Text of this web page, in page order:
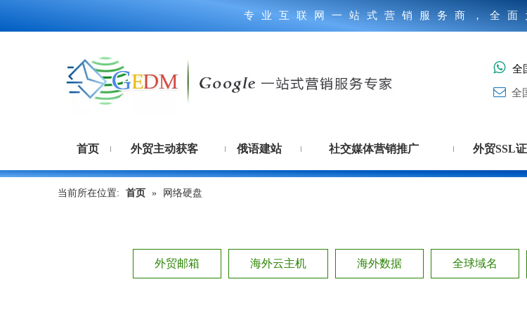
专业互联网一站式营销服务商，全
 全
 全
首页 外贸主动获客 俄语建站 社交媒体营销推广 外贸SSL
当前所在位置: 首页 » 网络硬盘
外贸邮箱 海外云主机 海外数据 全球域名